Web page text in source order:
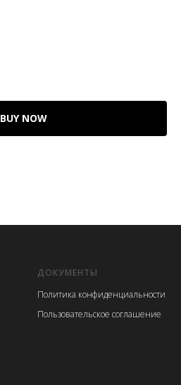
BUY NOW
ДОКУМЕНТЫ
Политика конфиденциальности
Пользовательское соглашение